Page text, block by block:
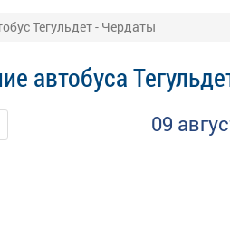
Тегульдет - Чердаты
автобуса
09